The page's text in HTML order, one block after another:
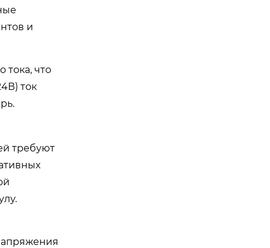
и
тока, что
ток
требуют